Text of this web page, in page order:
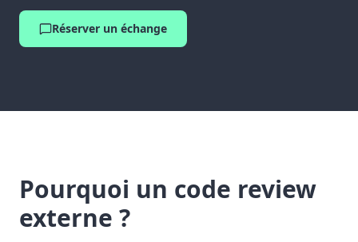
Réserver un échange
Pourquoi un code review
externe ?